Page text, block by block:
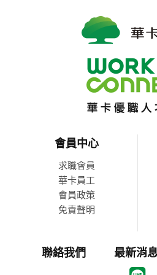
會員中心
求職會員
華卡員工
會員政策
免責聲明
聯絡我們 最新消